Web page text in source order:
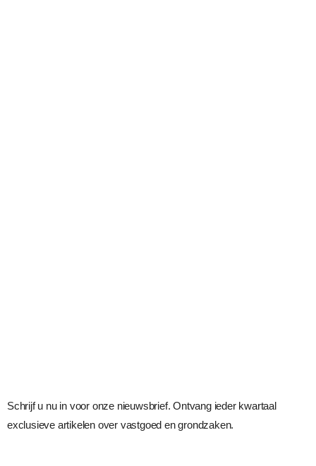
Schrijf u nu in voor onze nieuwsbrief. Ontvang ieder kwartaal
exclusieve artikelen over vastgoed en grondzaken.